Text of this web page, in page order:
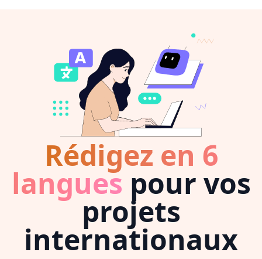
Rédigez en 6
langues pour vos
projets
internationaux